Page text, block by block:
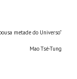
metade do Universo”
Mao Tsé-Tung